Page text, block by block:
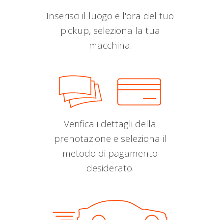
Inserisci il luogo e l'ora del tuo
pickup, seleziona la tua
macchina.
Verifica i dettagli della
prenotazione e seleziona il
metodo di pagamento
desiderato.